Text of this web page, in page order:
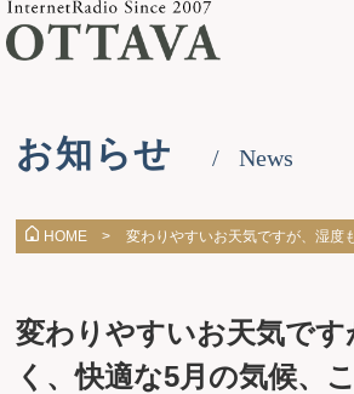
お知らせ News
HOME > 変わりやすいお天気ですが、湿度
変わりやすいお天気です
く、快適な5月の気候、